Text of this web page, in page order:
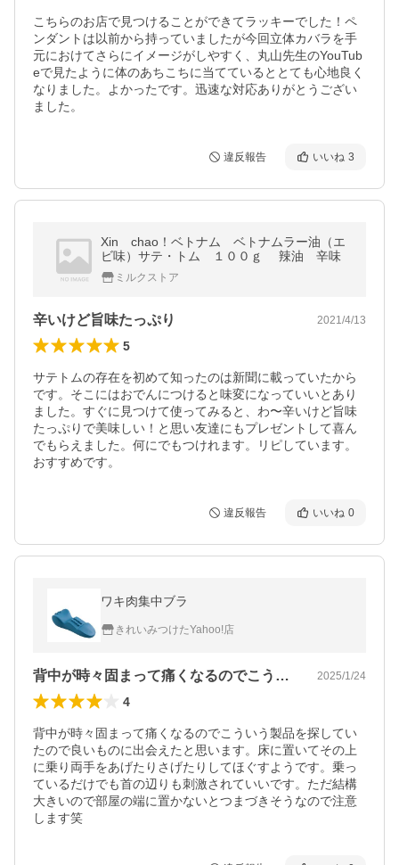
こちらのお店で見つけることができてラッキーでした！ペ
ンダントは以前から持っていましたが今回立体カバラを手
元におけてさらにイメージがしやすく、丸山先生のYouTub
eで見たように体のあちこちに当てているととても心地良く
なりました。よかったです。迅速な対応ありがとうござい
ました。
違反報告 いいね 3
Xin chao！ベトナム ベトナムラー油（エ
ビ味）サテ・トム １００ｇ 辣油 辛味
ミルクストア
辛いけど旨味たっぷり 2021/4/13
5
サテトムの存在を初めて知ったのは新聞に載っていたから
です。そこにはおでんにつけると味変になっていいとあり
ました。すぐに見つけて使ってみると、わ〜辛いけど旨味
たっぷりで美味しい！と思い友達にもプレゼントして喜ん
でもらえました。何にでもつけれます。リピしています。
おすすめです。
違反報告 いいね 0
ワキ肉集中ブラ
きれいみつけたYahoo!店
背中が時々固まって痛くなるのでこういう… 2025/1/24
4
背中が時々固まって痛くなるのでこういう製品を探してい
たので良いものに出会えたと思います。床に置いてその上
に乗り両手をあげたりさげたりしてほぐすようです。乗っ
ているだけでも首の辺りも刺激されていいです。ただ結構
大きいので部屋の端に置かないとつまづきそうなので注意
します笑